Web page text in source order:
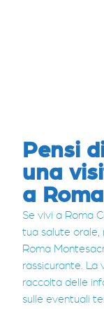
Pensi
una
a
Se vivi a Roma
tua salute orale,
Roma
rassicurante. La
raccolta delle
sulle eventuali